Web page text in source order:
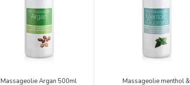
Massageolie Argan 500ml
Massageolie menthol &